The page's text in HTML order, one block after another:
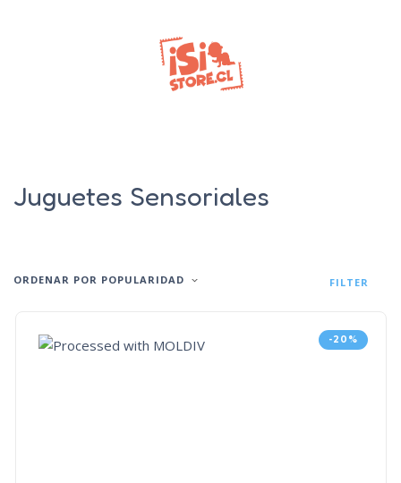
Juguetes Sensoriales
ORDENAR POR POPULARIDAD FILTER
-20%